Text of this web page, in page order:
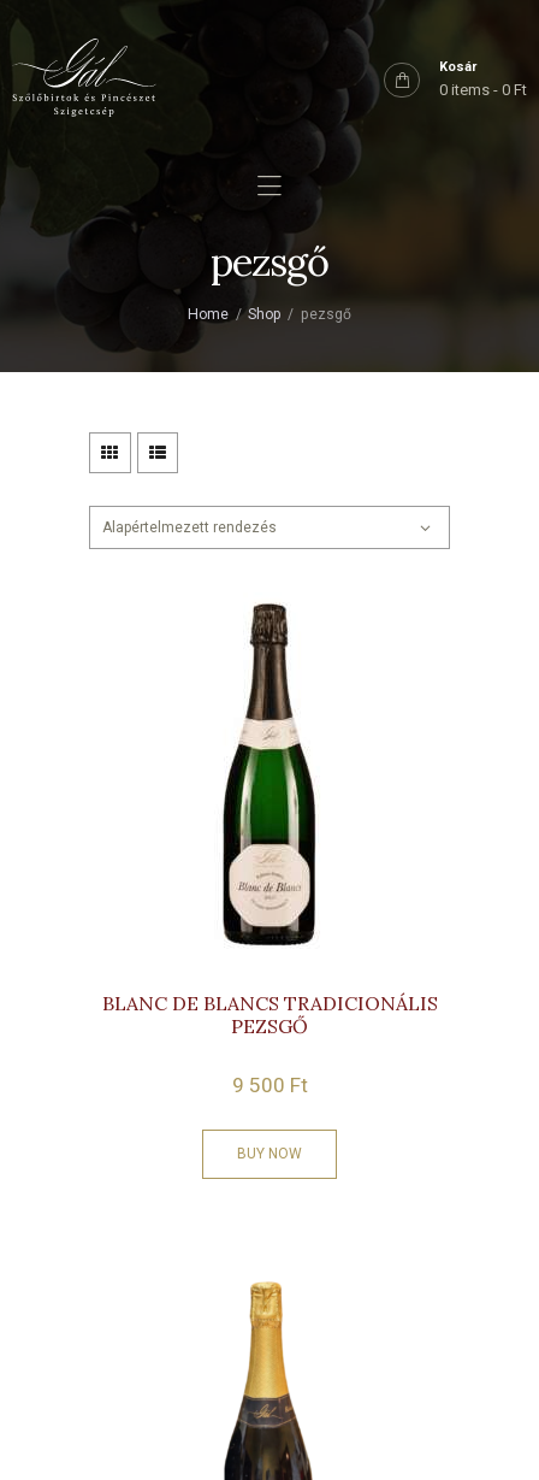
Kosár
0 items - 0 Ft
pezsgő
Home Shop pezsgő
Rólunk
Birtokaink
Kapcsolat
BLANC DE BLANCS TRADICIONÁLIS
PEZSGŐ
9 500 Ft
BUY NOW